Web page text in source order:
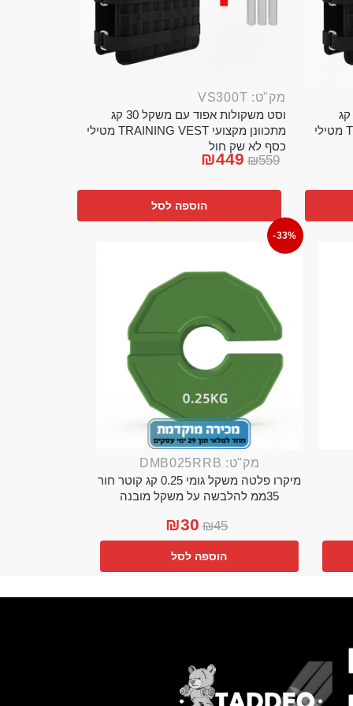
וסט משקולות אפוד עם משקל 20 קג
מתכוונן מקצועי TRAINING VEST מטילי
מק"ט: VS300T
וסט משקולות אפוד עם משקל 30 קג
מתכוונן מקצועי TRAINING VEST מטילי
כסף לא שק חול
₪559
₪449
הוספה לסל
-33%
מק"ט: DMB025RRB
מיקרו פלטה משקל גומי 0.25 קג קוטר חור
35ממ להלבשה על משקל מובנה
₪45
₪30
הוספה לסל